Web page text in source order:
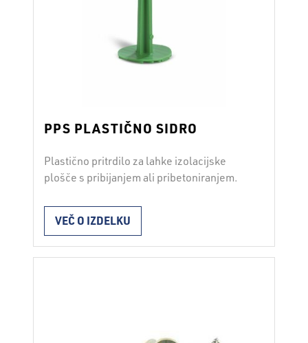
PPS PLASTIČNO SIDRO
Plastično pritrdilo za lahke izolacijske
plošče s pribijanjem ali pribetoniranjem.
VEČ O IZDELKU